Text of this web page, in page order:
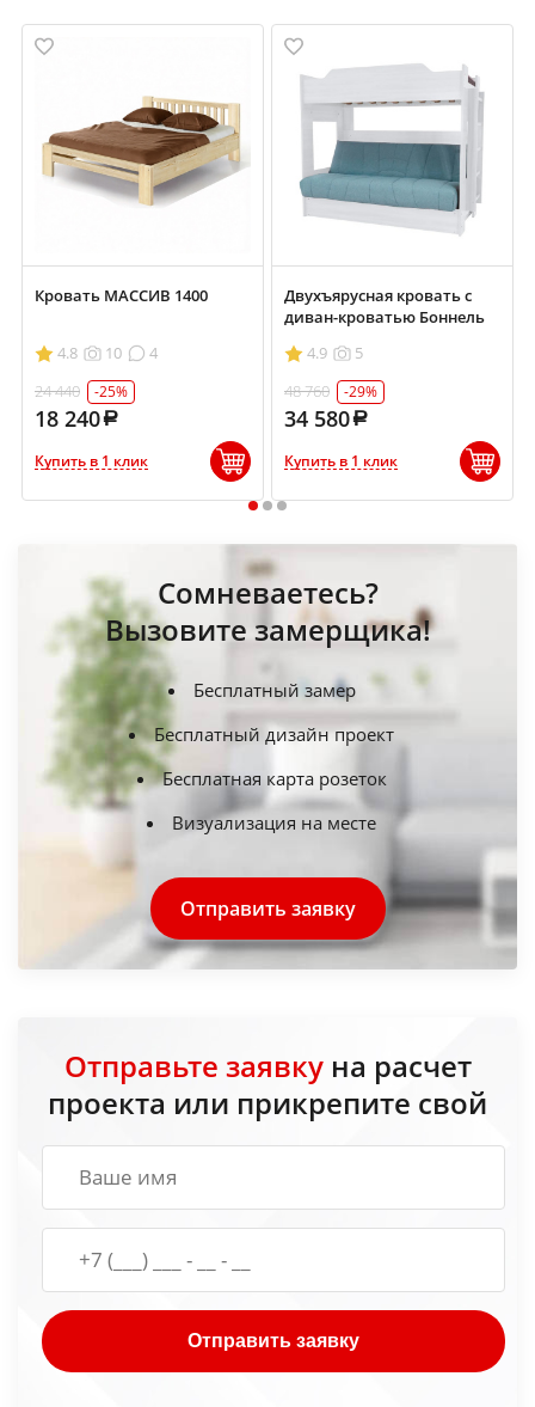
Кровать МАССИВ 1400
4.8 10
4
24 440
-25%
18 240
Купить в 1 клик
Двухъярусная кровать с
диван-кроватью Боннель
4.9
5
48 760
-29%
34 580
Купить в 1 клик
1 2 3
Сомневаетесь?
Вызовите замерщика!
Бесплатный замер
Бесплатный дизайн проект
Бесплатная карта розеток
Визуализация на месте
Отправить заявку
Отправьте заявкуна расчет
проекта или прикрепите свой
Отправить заявку